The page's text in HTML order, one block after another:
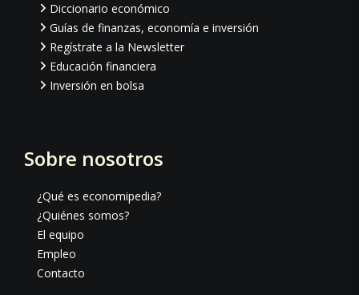
Diccionario económico
Guías de finanzas, economía e inversión
Regístrate a la Newsletter
Educación financiera
Inversión en bolsa
Sobre nosotros
¿Qué es economipedia?
¿Quiénes somos?
El equipo
Empleo
Contacto